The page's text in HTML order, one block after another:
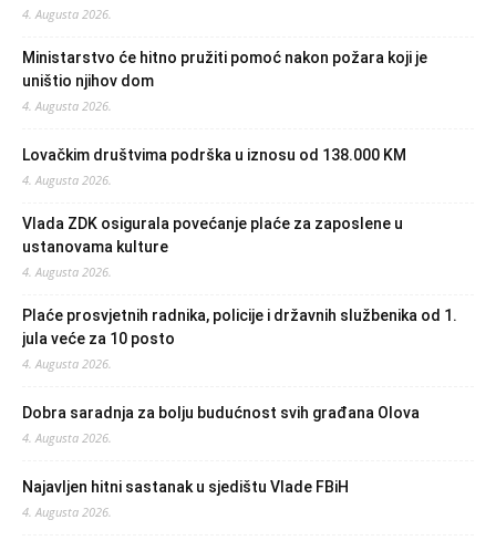
4. Augusta 2026.
Ministarstvo će hitno pružiti pomoć nakon požara koji je
uništio njihov dom
4. Augusta 2026.
Lovačkim društvima podrška u iznosu od 138.000 KM
4. Augusta 2026.
Vlada ZDK osigurala povećanje plaće za zaposlene u
ustanovama kulture
4. Augusta 2026.
Plaće prosvjetnih radnika, policije i državnih službenika od 1.
jula veće za 10 posto
4. Augusta 2026.
Dobra saradnja za bolju budućnost svih građana Olova
4. Augusta 2026.
Najavljen hitni sastanak u sjedištu Vlade FBiH
4. Augusta 2026.